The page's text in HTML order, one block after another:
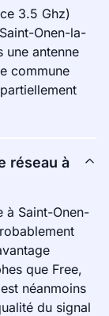
3.5 Ghz)
Onen-la-
une antenne
commune
réseau à
à Saint-Onen-
que Free,
néanmoins
du signal